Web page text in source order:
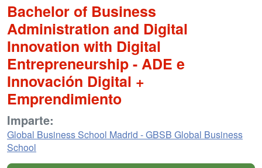
Bachelor of Business
Administration and Digital
Innovation with Digital
Entrepreneurship - ADE e
Innovación Digital +
Emprendimiento
Imparte:
Global Business School Madrid - GBSB Global Business
School